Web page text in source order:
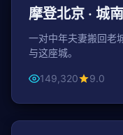
都市
摩登北京 · 城
一对中年夫妻搬回老
与这座城。
149,320 9.0